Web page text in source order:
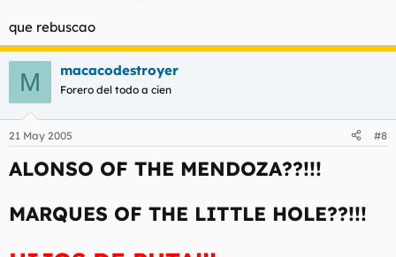
que rebuscao
M macacodestroyer
Forero del todo a cien
21 May 2005 #8
ALONSO OF THE MENDOZA??!!!
MARQUES OF THE LITTLE HOLE??!!!